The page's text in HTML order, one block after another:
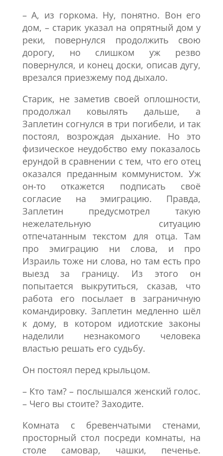
– А, из горкома. Ну, понятно. Вон его
дом, – старик указал на опрятный дом у
реки, повернулся продолжить свою
дорогу, но слишком уж резво
повернулся, и конец доски, описав дугу,
врезался приезжему под дыхало.
Старик, не заметив своей оплошности,
продолжал ковылять дальше, а
Заплетин согнулся в три погибели, и так
постоял, возрождая дыхание. Но это
физическое неудобство ему показалось
ерундой в сравнении с тем, что его отец
оказался преданным коммунистом. Уж
он-то откажется подписать своё
согласие на эмиграцию. Правда,
Заплетин предусмотрел такую
нежелательную ситуацию
отпечатанным текстом для отца. Там
про эмиграцию ни слова, и про
Израиль тоже ни слова, но там есть про
выезд за границу. Из этого он
попытается выкрутиться, сказав, что
работа его посылает в заграничную
командировку. Заплетин медленно шёл
к дому, в котором идиотские законы
наделили незнакомого человека
властью решать его судьбу.
Он постоял перед крыльцом.
– Кто там? – послышался женский голос.
– Чего вы стоите? Заходите.
Комната с бревенчатыми стенами,
просторный стол посреди комнаты, на
столе самовар, чашки, печенье.